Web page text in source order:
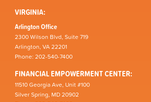
VIRGINIA:
Arlington Office
2300 Wilson Blvd, Suite 719
Arlington, VA 22201
Phone: 202-540-7400
FINANCIAL EMPOWERMENT CENTER:
11510 Georgia Ave, Unit #100
Silver Spring, MD 20902